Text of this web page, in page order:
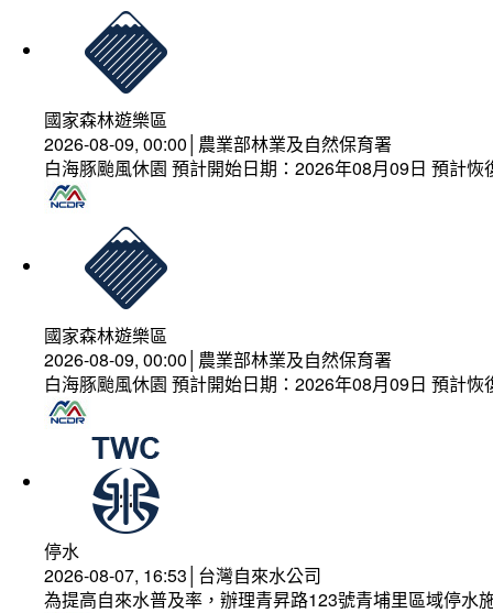
國家森林遊樂區
2026-08-09, 00:00│農業部林業及自然保育署
白海豚颱風休園 預計開始日期：2026年08月09日 預計
國家森林遊樂區
2026-08-09, 00:00│農業部林業及自然保育署
白海豚颱風休園 預計開始日期：2026年08月09日 預計
停水
2026-08-07, 16:53│台灣自來水公司
為提高自來水普及率，辦理青昇路123號青埔里區域停水